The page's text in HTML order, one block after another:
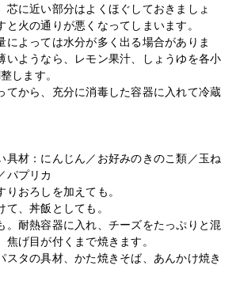
芯に近い部分はよくほぐしておきましょ
と火の通りが悪くなってしまいます。
によっては水分が多く出る場合がありま
いようなら、レモン果汁、しょうゆを各小
します。
てから、充分に消毒した容器に入れて冷蔵
具材：にんじん／お好みのきのこ類／玉ね
パプリカ
おろしを加えても。
、丼飯としても。
。耐熱容器に入れ、チーズをたっぷりと混
げ目が付くまで焼きます。
スタの具材、かた焼きそば、あんかけ焼き